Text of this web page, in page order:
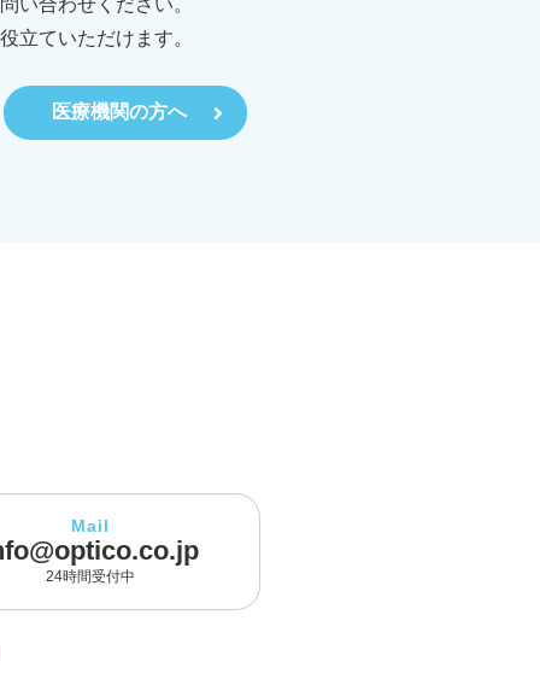
い合わせください。
立ていただけます。
医療機関の方へ
Mail
24時間受付中